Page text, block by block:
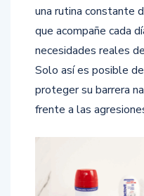
una rutina constante
que acompañe cada
necesidades reales
Solo así es posible
proteger su barrera
frente a las